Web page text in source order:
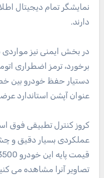
نمایشگر تمام دیجیتال
دارند.
در بخش ایمنی نیز
برخورد، ترمز اضطراری
دستیار حفظ خودرو بین
عنوان آپشن استاندارد
عملکردی بسیار دقیق و